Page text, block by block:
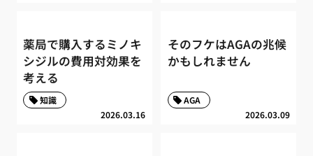
薬局で購入するミノキ
シジルの費用対効果を
考える
2026.03.16
知識
そのフケはAGAの兆候
かもしれません
2026.03.09
AGA